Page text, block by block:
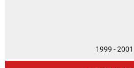
1999 - 2001